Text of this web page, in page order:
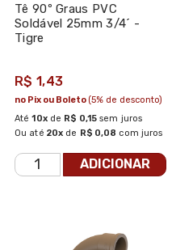
Tê 90º Graus PVC
Soldável 25mm 3/4´ -
Tigre
R$ 1,43
Até10xde R$ 0,15 sem juros
Ou até 20x de R$ 0,08 com juros
no Pix ou Boleto(5% de desconto)
ADICIONAR